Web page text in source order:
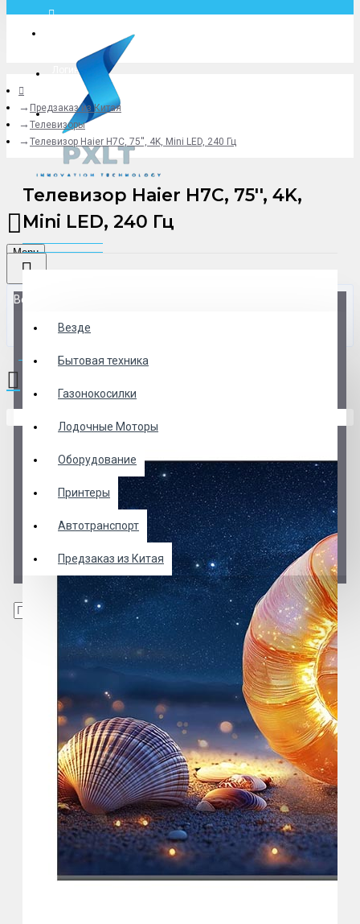
Логин
+79775619766
Menu
Везде
Везде
Бытовая техника
Газонокосилки
Лодочные Моторы
Оборудование
Принтеры
Автотранспорт
Предзаказ из Китая
0 товар(ов) - 0 р.
Предзаказ из Китая
Телевизоры
Телевизор Haier H7C, 75'', 4K, Mini LED, 240 Гц
Телевизор Haier H7C, 75'', 4K,
Mini LED, 240 Гц